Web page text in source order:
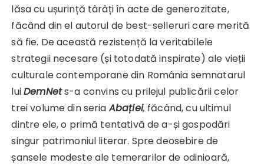
lăsa cu ușurință târâți în acte de generozitate,
făcând din el autorul de best-selleruri care merită
să fie. De această rezistență la veritabilele
strategii necesare (și totodată inspirate) ale vieții
culturale contemporane din România semnatarul
luiDemNets-a convins cu prilejul publicării celor
trei volume din seriaAbației, făcând, cu ultimul
dintre ele, o primă tentativă de a-și gospodări
singur patrimoniul literar. Spre deosebire de
șansele modeste ale temerarilor de odinioară,